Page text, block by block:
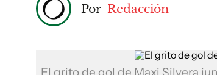
Por Redacción